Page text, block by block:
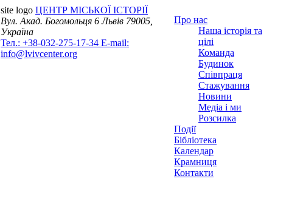
site logo ЦЕНТР МІСЬКОЇ ІСТОРІЇ
Вул. Акад. Богомольця 6Львів 79005,
Україна
Тел.: +38-032-275-17-34 E-mail:
info@lvivcenter.org
Про нас
Наша історія та
цілі
Команда
Будинок
Співпраця
Стажування
Новини
Медіа і ми
Розсилка
Події
Бібліотека
Календар
Крамниця
Контакти